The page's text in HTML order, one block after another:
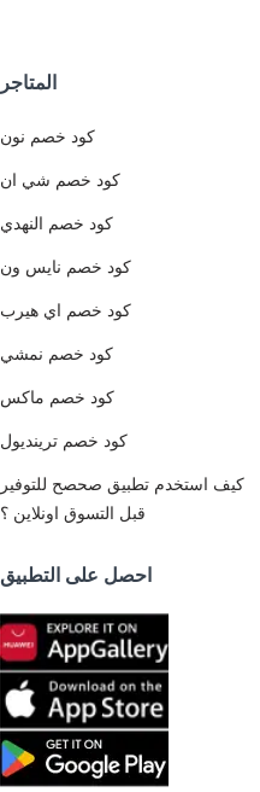
المتاجر
كود خصم نون
كود خصم شي ان
كود خصم النهدي
كود خصم نايس ون
كود خصم اي هيرب
كود خصم نمشي
كود خصم ماكس
كود خصم ترينديول
كيف استخدم تطبيق صحصح للتوفير
قبل التسوق اونلاين ؟
احصل على التطبيق